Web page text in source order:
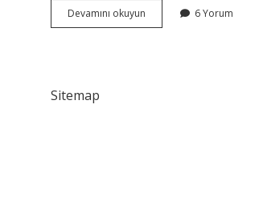
Devamını okuyun Adanayı
Kim
6 Yorum
Sitemap